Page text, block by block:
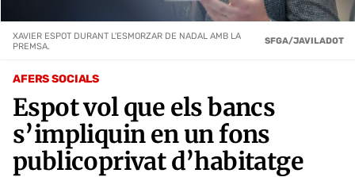
AFERS SOCIALS
Espot vol que els bancs
s’impliquin en un fons
publicoprivat d’habitatge
XAVIER ESPOT DURANT L'ESMORZAR DE NADAL AMB LA
PREMSA.
SFGA/JAVILADOT